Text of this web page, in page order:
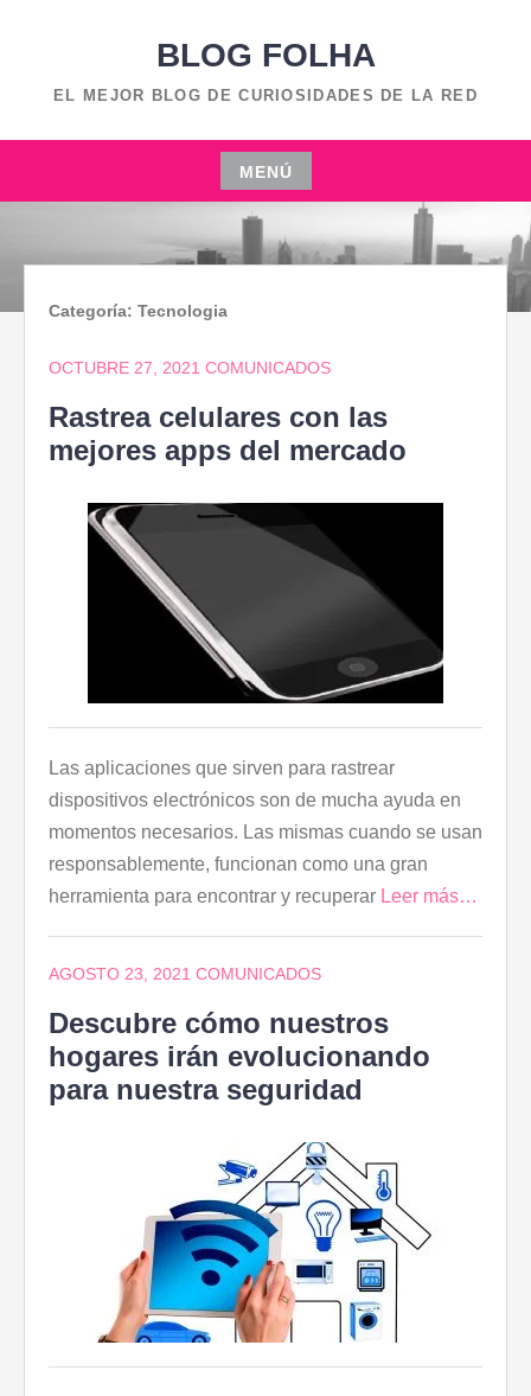
BLOG FOLHA
EL MEJOR BLOG DE CURIOSIDADES DE LA RED
MENÚ
Saltar
contenido
Categoría: Tecnologia
OCTUBRE 27, 2021 COMUNICADOS
Rastrea celulares con las
mejores apps del mercado
Las aplicaciones que sirven para rastrear
dispositivos electrónicos son de mucha ayuda en
momentos necesarios. Las mismas cuando se usan
responsablemente, funcionan como una gran
herramienta para encontrar y recuperar Leer más…
AGOSTO 23, 2021 COMUNICADOS
Descubre cómo nuestros
hogares irán evolucionando
para nuestra seguridad